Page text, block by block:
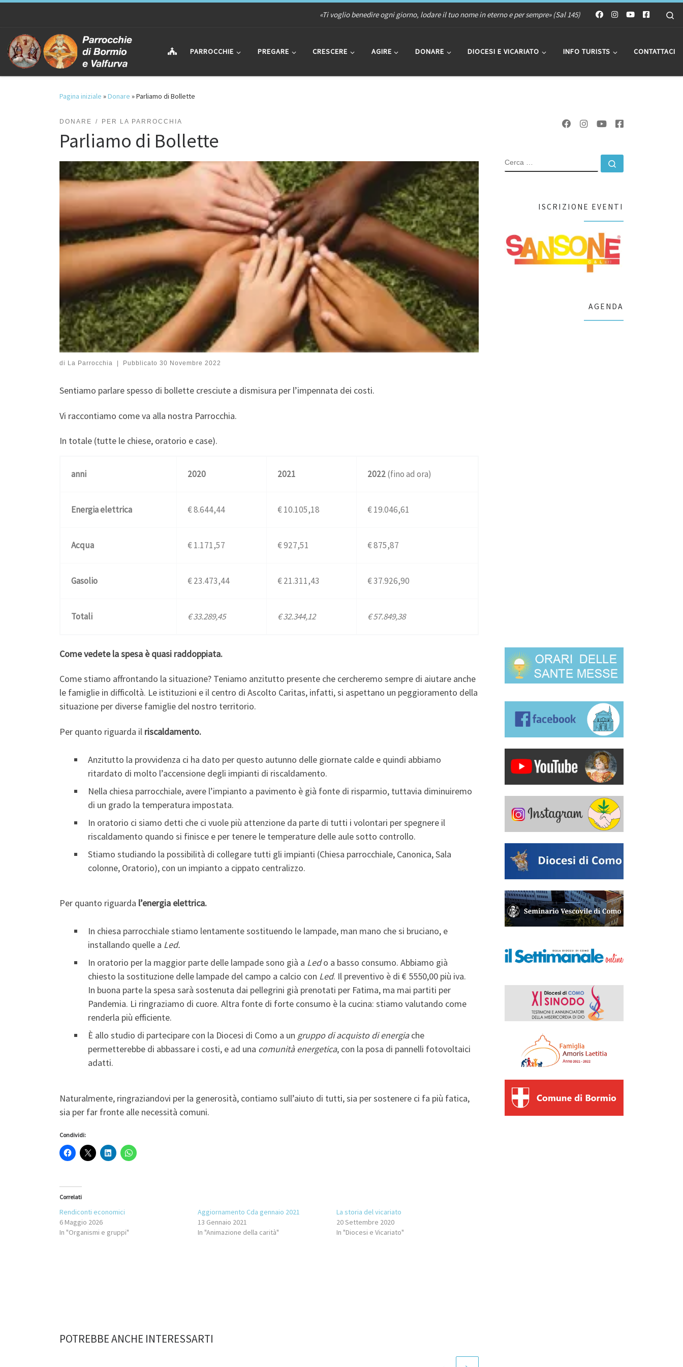
«Ti voglio benedire ogni giorno, lodare il tuo nome in eterno e per sempre» (Sal 145)
PARROCCHIE PREGARE CRESCERE AGIRE DONARE DIOCESI E VICARIATO INFO TURISTS CONTATTACI
Pagina iniziale »Donare »Parliamo di Bollette
DONARE PER LA PARROCCHIA
Parliamo di Bollette
di La Parrocchia Pubblicato 30 Novembre 2022
Sentiamo parlare spesso di bollette cresciute a dismisura per l’impennata dei costi.
Vi raccontiamo come va alla nostra Parrocchia.
In totale (tutte le chiese, oratorio e case).
anni 2020 2021 2022(fino ad ora)
Energia elettrica €‎ 8.644,44 €‎ 10.105,18 €‎ 19.046,61
Acqua €‎ 1.171,57 €‎ 927,51 €‎ 875,87
Gasolio €‎ 23.473,44 €‎ 21.311,43 €‎ 37.926,90
Totali €‎ 33.289,45 €‎ 32.344,12 €‎ 57.849,38
Come vedete la spesa è quasi raddoppiata.
Come stiamo affrontando la situazione? Teniamo anzitutto presente che cercheremo sempre di aiutare anche
le famiglie in difficoltà. Le istituzioni e il centro di Ascolto Caritas, infatti, si aspettano un peggioramento della
situazione per diverse famiglie del nostro territorio.
Per quanto riguarda il riscaldamento.
Anzitutto la provvidenza ci ha dato per questo autunno delle giornate calde e quindi abbiamo
ritardato di molto l’accensione degli impianti di riscaldamento.
Nella chiesa parrocchiale, avere l’impianto a pavimento è già fonte di risparmio, tuttavia diminuiremo
di un grado la temperatura impostata.
In oratorio ci siamo detti che ci vuole più attenzione da parte di tutti i volontari per spegnere il
riscaldamento quando si finisce e per tenere le temperature delle aule sotto controllo.
Stiamo studiando la possibilità di collegare tutti gli impianti (Chiesa parrocchiale, Canonica, Sala
colonne, Oratorio), con un impianto a cippato centralizzo.
Per quanto riguarda l’energia elettrica.
In chiesa parrocchiale stiamo lentamente sostituendo le lampade, man mano che si bruciano, e
installando quelle a Led.
In oratorio per la maggior parte delle lampade sono già a Ledo a basso consumo. Abbiamo già
chiesto la sostituzione delle lampade del campo a calcio con Led. Il preventivo è di € 5550,00 più iva.
In buona parte la spesa sarà sostenuta dai pellegrini già prenotati per Fatima, ma mai partiti per
Pandemia. Li ringraziamo di cuore. Altra fonte di forte consumo è la cucina: stiamo valutando come
renderla più efficiente.
È allo studio di partecipare con la Diocesi di Como a un gruppo di acquisto di energiache
permetterebbe di abbassare i costi, e ad una comunità energetica, con la posa di pannelli fotovoltaici
adatti.
Naturalmente, ringraziandovi per la generosità, contiamo sull’aiuto di tutti, sia per sostenere ci fa più fatica,
sia per far fronte alle necessità comuni.
Condividi:
Correlati
Rendiconti economici
6 Maggio 2026
In "Organismi e gruppi"
Aggiornamento Cda gennaio 2021
13 Gennaio 2021
In "Animazione della carità"
La storia del vicariato
20 Settembre 2020
In "Diocesi e Vicariato"
POTREBBE ANCHE INTERESSARTI
CERCA
ISCRIZIONE EVENTI
AGENDA